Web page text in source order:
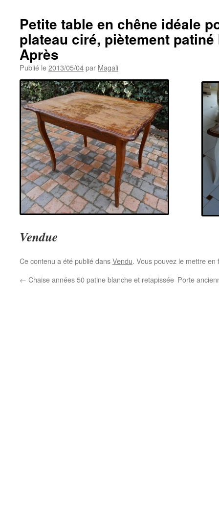
Petite table en chêne idéale
plateau ciré, piètement
Après
Publié le2013/05/04par Magali
Vendue
Ce contenu a été publié dansVendu. Vous pouvez le mettre
← Chaise années 50 patine blanche et retapissée Porte